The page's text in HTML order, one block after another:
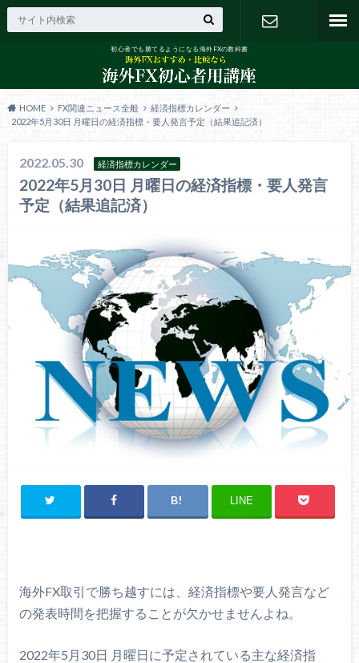
初心者でも勝てるようになる海外FXの教科書
HOME FX関連ニュース全般
経済指標カレンダー
2022年5月30日 月曜日の経済指標・要人発言予定（結果追記済）
2022.05.30 経済指標カレンダー
2022年5月30日 月曜日の経済指標・要人発言
予定（結果追記済）
LINE
海外FX取引で勝ち越すには、経済指標や要人発言など
の発表時間を把握することが欠かせませんよね。
2022年5月30日 月曜日に予定されている主な経済指